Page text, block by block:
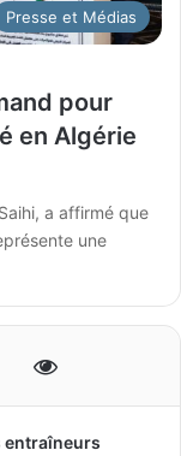
Presse et Médias
pour
en Algérie
a affirmé que
une
entraîneurs